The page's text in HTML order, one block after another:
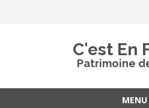
C'est En
Patrimoine
MENU